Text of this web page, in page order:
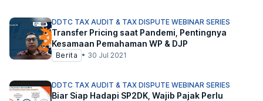
DDTC TAX AUDIT & TAX DISPUTE WEBINAR SERIES
Transfer Pricing saat Pandemi, Pentingnya
Kesamaan Pemahaman WP & DJP
Berita • 30 Jul 2021
DDTC TAX AUDIT & TAX DISPUTE WEBINAR SERIES
Biar Siap Hadapi SP2DK, Wajib Pajak Perlu